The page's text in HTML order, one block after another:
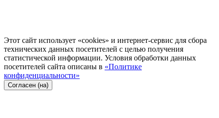
Этот сайт использует «cookies» и интернет-сервис для сбора
технических данных посетителей с целью получения
статистической информации. Условия обработки данных
посетителей сайта описаны в «Политике
конфиденциальности»
Согласен (на)